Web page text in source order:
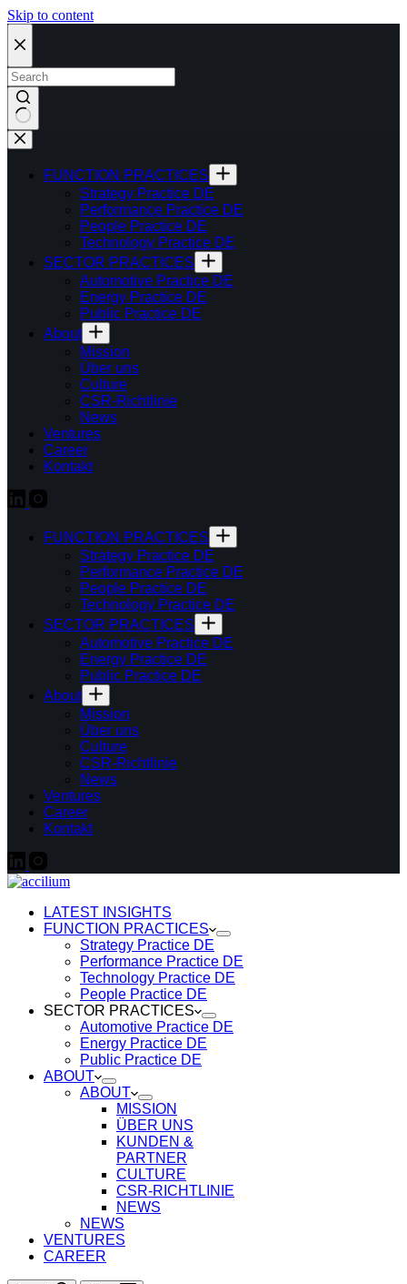
Skip to content
FUNCTION PRACTICES
Strategy Practice DE
Performance Practice DE
People Practice DE
Technology Practice DE
SECTOR PRACTICES
Automotive Practice DE
Energy Practice DE
Public Practice DE
About
Mission
Über uns
Culture
CSR-Richtlinie
News
Ventures
Career
Kontakt
FUNCTION PRACTICES
Strategy Practice DE
Performance Practice DE
People Practice DE
Technology Practice DE
SECTOR PRACTICES
Automotive Practice DE
Energy Practice DE
Public Practice DE
About
Mission
Über uns
Culture
CSR-Richtlinie
News
Ventures
Career
Kontakt
LATEST INSIGHTS
FUNCTION PRACTICES
Strategy Practice DE
Performance Practice DE
Technology Practice DE
People Practice DE
SECTOR PRACTICES
Automotive Practice DE
Energy Practice DE
Public Practice DE
ABOUT
ABOUT
MISSION
ÜBER UNS
KUNDEN &
PARTNER
CULTURE
CSR-RICHTLINIE
NEWS
NEWS
VENTURES
CAREER